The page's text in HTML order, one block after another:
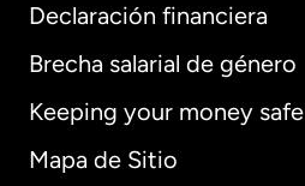
Declaración financiera
Brecha salarial de género
Keeping your money safe
Mapa de Sitio
Alemania